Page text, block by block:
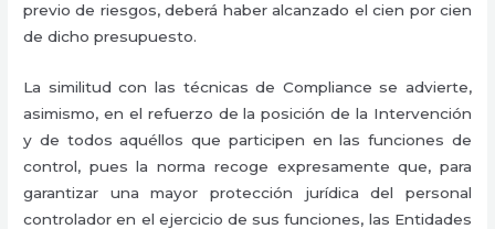
previo de riesgos, deberá haber alcanzado el cien por cien
de dicho presupuesto.
La similitud con las técnicas de Compliance se advierte,
asimismo, en el refuerzo de la posición de la Intervención
y de todos aquéllos que participen en las funciones de
control, pues la norma recoge expresamente que, para
garantizar una mayor protección jurídica del personal
controlador en el ejercicio de sus funciones, las Entidades